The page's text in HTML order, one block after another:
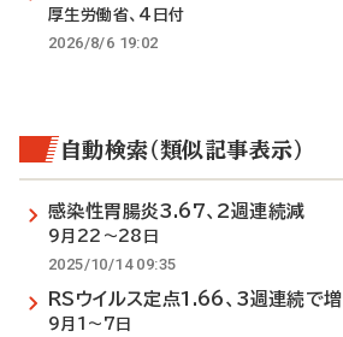
厚生労働省、4日付
2026/8/6 19:02
自動検索（類似記事表示）
感染性胃腸炎3.67、2週連続減
9月22～28日
2025/10/14 09:35
RSウイルス定点1.66、3週連続で増
9月1～7日